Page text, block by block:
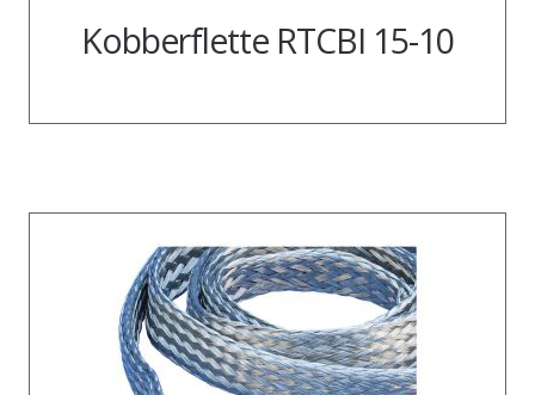
Kobberflette RTCBI 15-10